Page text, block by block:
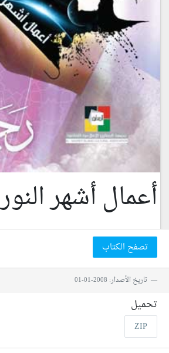
أعمال أشهر النور
تصفح الكتاب
تاريخ الأصدار: 2008-01-01
تحميل
ZIP